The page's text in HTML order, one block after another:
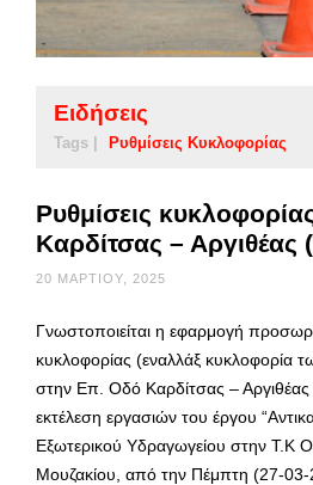
Ειδήσεις
Tags | Ρυθμίσεις Κυκλοφορίας
Ρυθμίσεις
Καρδίτσας – Αργιθέας
20 ΜΑΡΤΊΟΥ, 2025
Γνωστοποιείται η εφαρμογή
κυκλοφορίας (εναλλάξ κυκλοφορία
στην Επ. Οδό Καρδίτσας –
εκτέλεση εργασιών του έργου
Εξωτερικού Υδραγωγείου στην Τ.Κ
Μουζακίου, από την Πέμπτη (27-